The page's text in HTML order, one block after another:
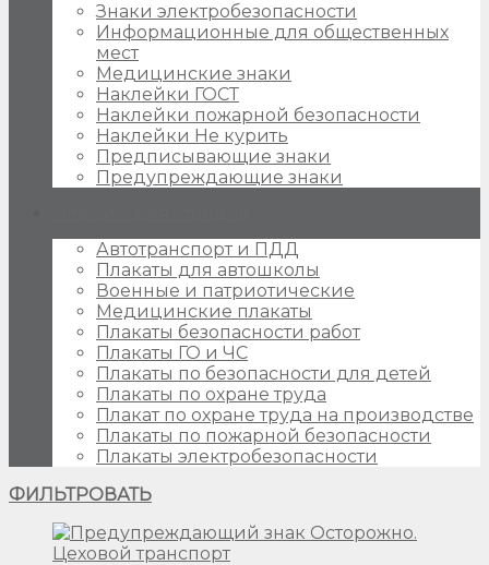
Знаки электробезопасности
Информационные для общественных
мест
Медицинские знаки
Наклейки ГОСТ
Наклейки пожарной безопасности
Наклейки Не курить
Предписывающие знаки
Предупреждающие знаки
Автотранспорт и ПДД
Плакаты для автошколы
Военные и патриотические
Медицинские плакаты
Плакаты безопасности работ
Плакаты ГО и ЧС
Плакаты по безопасности для детей
Плакаты по охране труда
Плакат по охране труда на производстве
Плакаты по пожарной безопасности
Плакаты электробезопасности
ФИЛЬТРОВАТЬ